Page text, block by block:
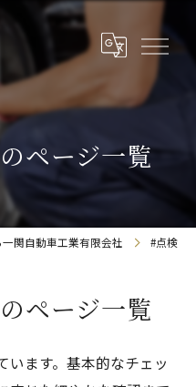
ページ一覧
関自動車工業有限会社 #点検
ページ一覧
います。基本的なチェッ